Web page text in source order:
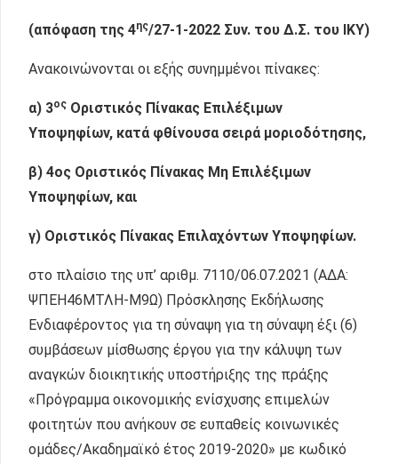
(απόφαση της 4ης/27-1-2022 Συν. του Δ.Σ. του ΙΚΥ)
Ανακοινώνονται οι εξής συνημμένοι πίνακες:
α) 3ος Οριστικός Πίνακας Επιλέξιμων
Υποψηφίων, κατά φθίνουσα σειρά μοριοδότησης,
β) 4ος Οριστικός Πίνακας Μη Επιλέξιμων
Υποψηφίων, και
γ) Οριστικός Πίνακας Επιλαχόντων Υποψηφίων.
στο πλαίσιο της υπ’ αριθμ. 7110/06.07.2021 (ΑΔΑ:
ΨΠΕΗ46ΜΤΛΗ-Μ9Ω) Πρόσκλησης Εκδήλωσης
Ενδιαφέροντος για τη σύναψη για τη σύναψη έξι (6)
συμβάσεων μίσθωσης έργου για την κάλυψη των
αναγκών διοικητικής υποστήριξης της πράξης
«Πρόγραμμα οικονομικής ενίσχυσης επιμελών
φοιτητών που ανήκουν σε ευπαθείς κοινωνικές
ομάδες/Ακαδημαϊκό έτος 2019-2020» με κωδικό